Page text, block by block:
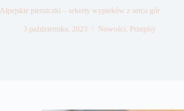
Alpejskie pierniczki – sekrety wypieków z serca gór
3 października, 2023 Nowości, Przepisy